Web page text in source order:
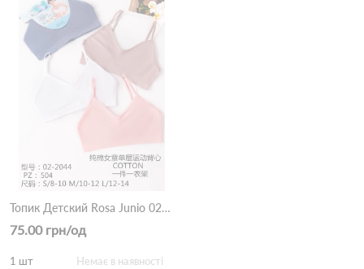
Топик Детский Rosa Junio 02-2044 Різні кольори
75.00 грн/од
1 шт Немає в наявності